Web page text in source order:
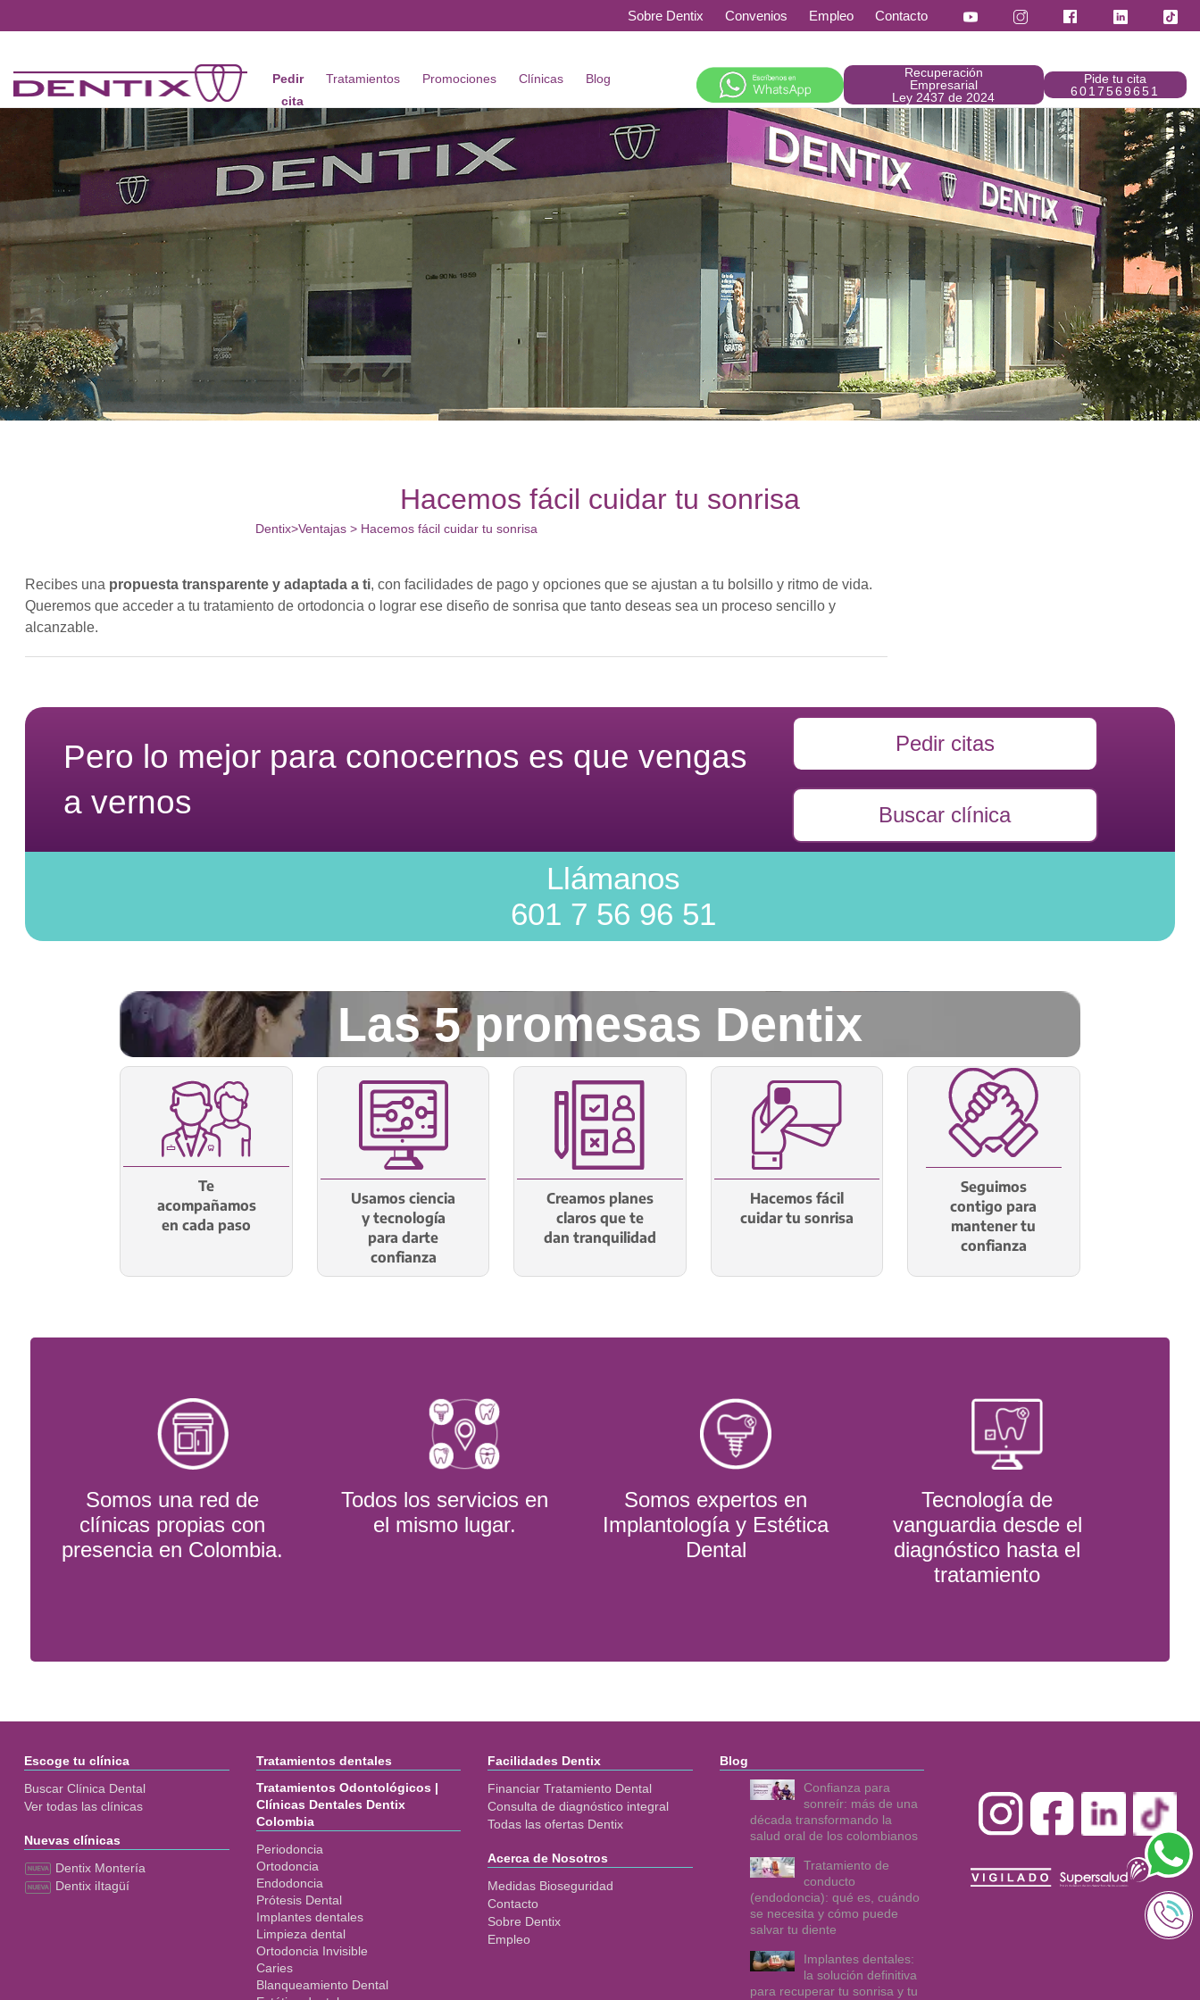
Sobre Dentix Convenios Empleo Contacto
Recuperación
Empresarial
Ley 2437 de 2024
Pide tu cita
6017569651
Pedir
cita
Tratamientos Promociones Clínicas Blog
Hacemos fácil cuidar tu sonrisa
Dentix>Ventajas> Hacemos fácil cuidar tu sonrisa
Recibes una propuesta transparente y adaptada a ti, con facilidades de pago y opciones que se ajustan a tu bolsillo y ritmo de vida.
Queremos que acceder a tu tratamiento de ortodoncia o lograr ese diseño de sonrisa que tanto deseas sea un proceso sencillo y
alcanzable.
Pero lo mejor para conocernos es que vengas
a vernos
Pedir citas
Buscar clínica
Llámanos
601 7 56 96 51
Las 5 promesas Dentix
Te
acompañamos
en cada paso
Usamos ciencia
y tecnología
para darte
confianza
Creamos planes
claros que te
dan tranquilidad
Hacemos fácil
cuidar tu sonrisa
Seguimos
contigo para
mantener tu
confianza
Somos una red de
clínicas propias con
presencia en Colombia.
Todos los servicios en
el mismo lugar.
Somos expertos en
Implantología y Estética
Dental
Tecnología de
vanguardia desde el
diagnóstico hasta el
tratamiento
Escoge tu clínica
Buscar Clínica Dental
Ver todas las clínicas
Nuevas clínicas
Dentix Montería
Dentix iItagüí
Tratamientos dentales
Tratamientos Odontológicos |
Clínicas Dentales Dentix
Colombia
Periodoncia
Ortodoncia
Endodoncia
Prótesis Dental
Implantes dentales
Limpieza dental
Ortodoncia Invisible
Caries
Blanqueamiento Dental
Facilidades Dentix
Financiar Tratamiento Dental
Consulta de diagnóstico integral
Todas las ofertas Dentix
Acerca de Nosotros
Medidas Bioseguridad
Contacto
Sobre Dentix
Empleo
Blog
Confianza para
sonreír: más de una
década transformando la
salud oral de los colombianos
Tratamiento de
conducto
(endodoncia): qué es, cuándo
se necesita y cómo puede
salvar tu diente
Implantes dentales:
la solución definitiva
para recuperar tu sonrisa y tu